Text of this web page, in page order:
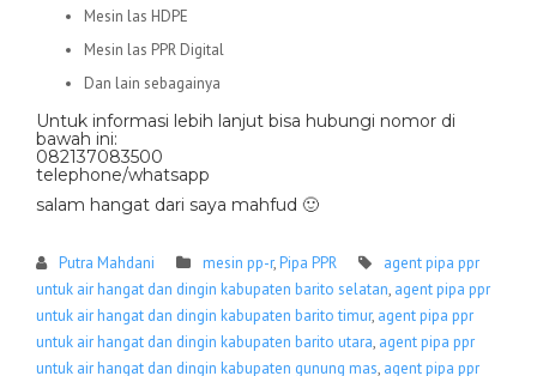
Mesin las HDPE
Mesin las PPR Digital
Dan lain sebagainya
Untuk informasi lebih lanjut bisa hubungi nomor di
bawah ini:
082137083500
telephone/whatsapp
salam hangat dari saya mahfud 🙂
Putra Mahdani mesin pp-r,Pipa PPR
agent pipa ppr
untuk air hangat dan dingin kabupaten barito selatan, agent pipa ppr
untuk air hangat dan dingin kabupaten barito timur, agent pipa ppr
untuk air hangat dan dingin kabupaten barito utara, agent pipa ppr
untuk air hangat dan dingin kabupaten gunung mas, agent pipa ppr